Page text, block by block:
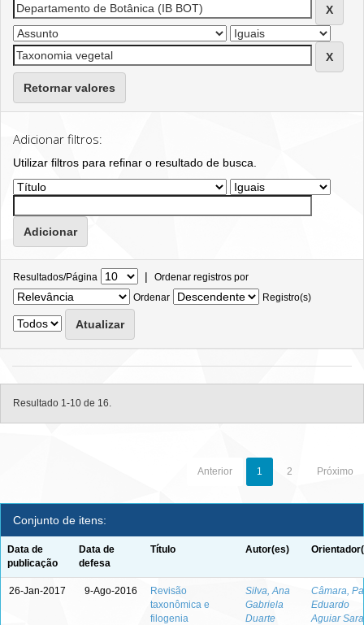
Retornar valores
Adicionar filtros:
Utilizar filtros para refinar o resultado de busca.
Resultados/Página | Ordenar registros por
Ordenar
Registro(s)
Resultado 1-10 de 16.
Anterior 1 2 Próximo
Conjunto de itens:
Data de
publicação
Data de
defesa
Título Autor(es)
26-Jan-2017 9-Ago-2016
Revisão
taxonômica e
filogenia
Silva, Ana
Gabriela
Duarte
Câmara,
Eduardo
Aguiar